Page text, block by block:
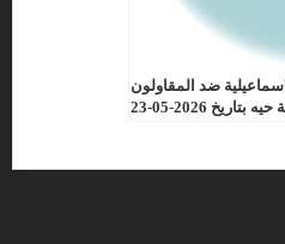
ضد المقاولون
2026-05-23